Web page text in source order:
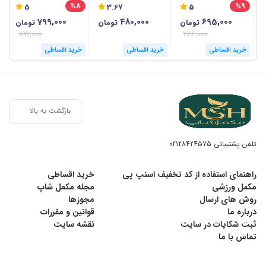
5 %9
695,000 تومان
766,000
خرید اقساطی
3.67
480,000 تومان
خرید اقساطی
5 %8
799,000 تومان
871,000
خرید اقساطی
بازگشت به بالا
تلفن پشتیبانی 02128424575
راهنمای استفاده از کد تخفیف اسنپ پی
خرید اقساطی
مکمل ورزشی
مجله مکمل شاپ
روش های ارسال
مجوزها
درباره ما
قوانین و مقررات
ثبت شکایات در سایت
نقشه سایت
تماس با ما